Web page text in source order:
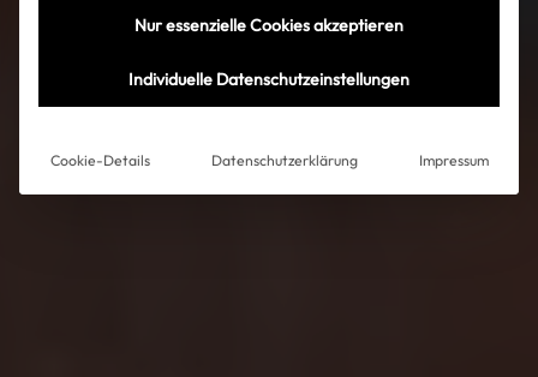
Nur essenzielle Cookies akzeptieren
Individuelle Datenschutzeinstellungen
Cookie-Details Datenschutzerklärung Impressum